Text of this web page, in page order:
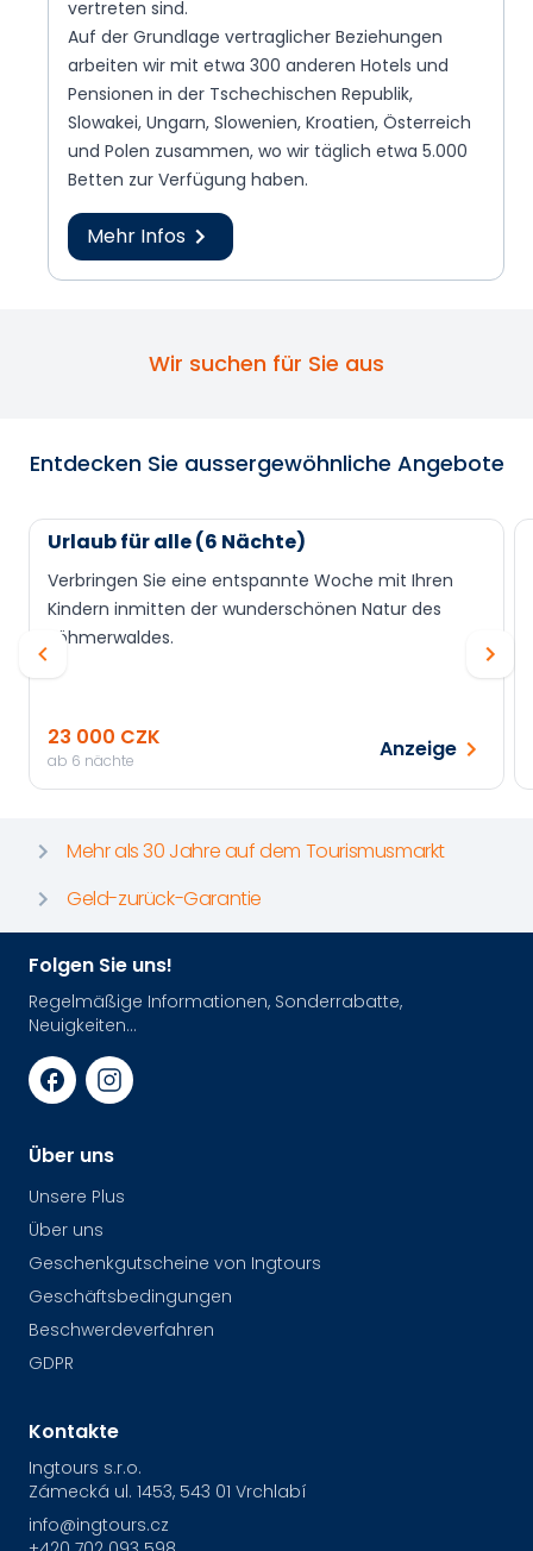
vertreten sind.
Auf der Grundlage vertraglicher Beziehungen
arbeiten wir mit etwa 300 anderen Hotels und
Pensionen in der Tschechischen Republik,
Slowakei, Ungarn, Slowenien, Kroatien, Österreich
und Polen zusammen, wo wir täglich etwa 5.000
Betten zur Verfügung haben.
Mehr Infos
Wir suchen für Sie aus
Entdecken Sie aussergewöhnliche Angebote
Urlaub für alle (6 Nächte)
Verbringen Sie eine entspannte Woche mit Ihren
Kindern inmitten der wunderschönen Natur des
Böhmerwaldes.
23 000 CZK
ab 6 nächte Anzeige
Mehr als 30 Jahre auf dem Tourismusmarkt
Geld-zurück-Garantie
Folgen Sie uns!
Regelmäßige Informationen, Sonderrabatte,
Neuigkeiten...
Über uns
Unsere Plus
Über uns
Geschenkgutscheine von Ingtours
Geschäftsbedingungen
Beschwerdeverfahren
GDPR
Kontakte
Ingtours s.r.o.
Zámecká ul. 1453, 543 01 Vrchlabí
info@ingtours.cz